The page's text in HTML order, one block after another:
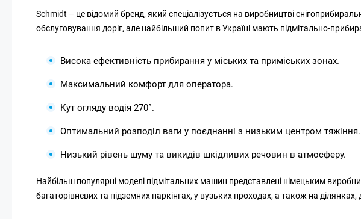
Schmidt – це відомий бренд, який спеціалізується на виробництві
обслуговування доріг, але найбільший попит в Україні мають підмітально-
Висока ефективність прибирання у міських та приміських зонах.
Максимальний комфорт для оператора.
Кут огляду водія 270°.
Оптимальний розподіл ваги у поєднанні з низьким центром тяжіння.
Низький рівень шуму та викидів шкідливих речовин в атмосферу.
Найбільш популярні моделі підмітальних машин представлені німецьким
багаторівневих та підземних паркінгах, у вузьких проходах, а також на